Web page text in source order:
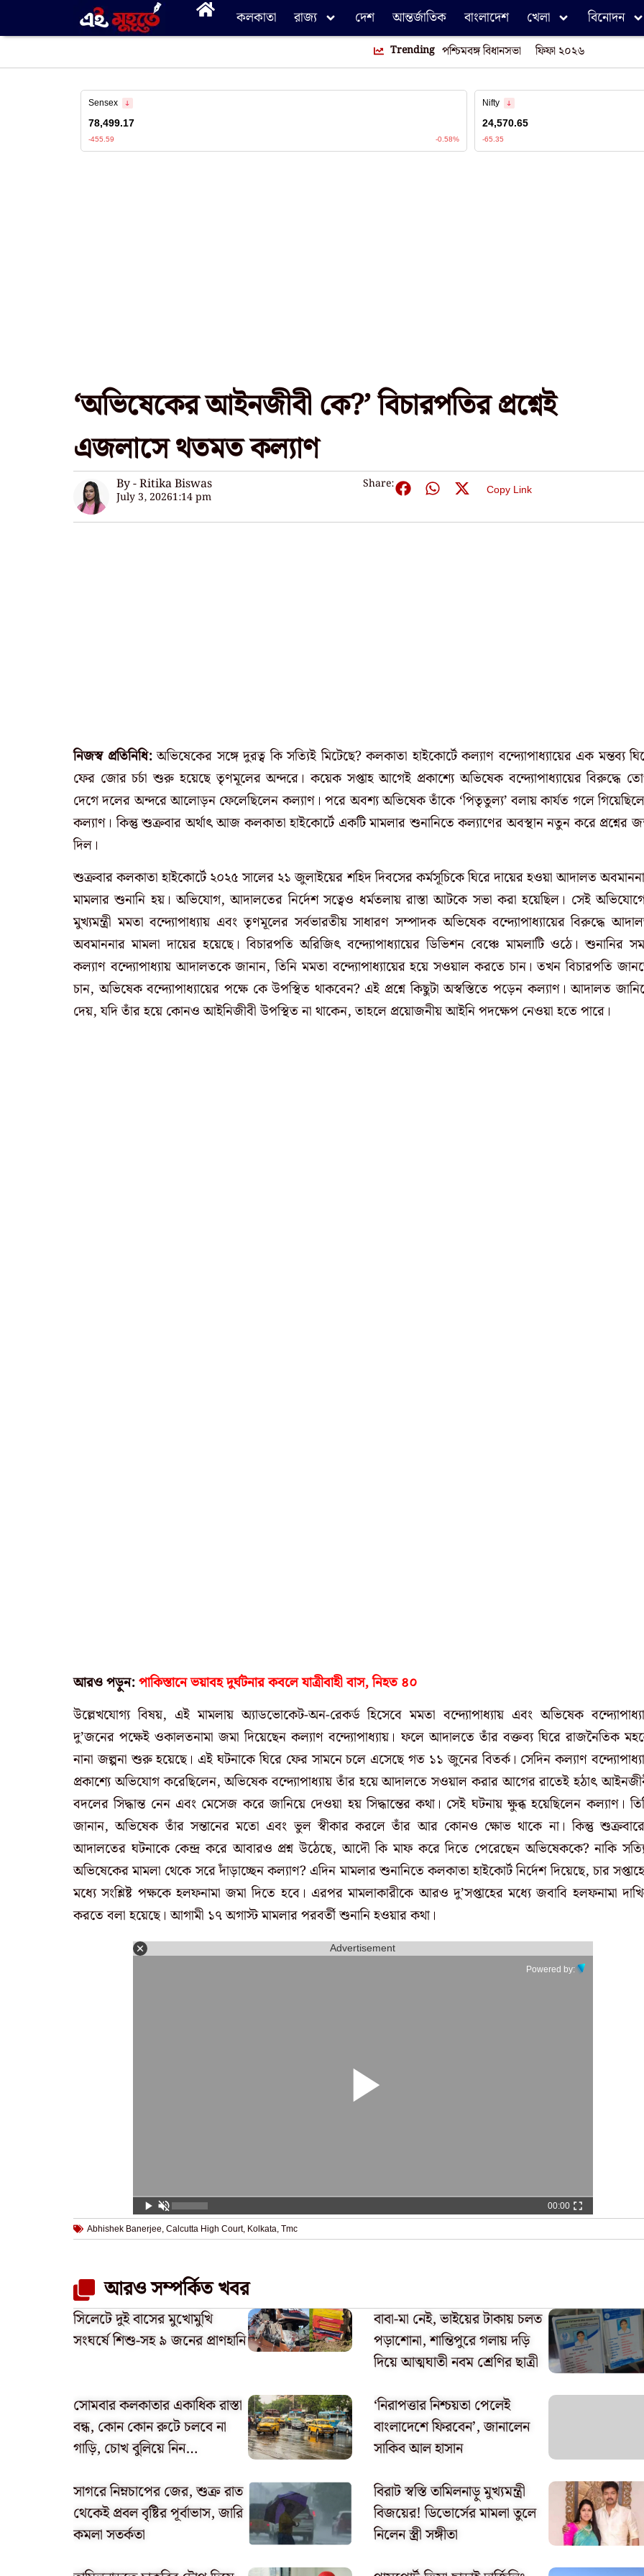
কলকাতা রাজ্য দেশ আন্তর্জাতিক বাংলাদেশ খেলা বিনোদন
Trending পশ্চিমবঙ্গ বিধানসভা ফিফা ২০২৬
‘অভিষেকের আইনজীবী কে?’ বিচারপতির প্রশ্নেই
এজলাসে থতমত কল্যাণ
By - Ritika Biswas
July 3, 20261:14 pm
Share: Copy Link
নিজস্ব প্রতিনিধি:অভিষেকের সঙ্গে দুরত্ব কি সত্যিই মিটেছে? কলকাতা হাইকোর্টে কল্যাণ বন্দ্যোপাধ্যায়ের এক মন্তব্য
ফের জোর চর্চা শুরু হয়েছে তৃণমূলের অন্দরে। কয়েক সপ্তাহ আগেই প্রকাশ্যে অভিষেক বন্দ্যোপাধ্যায়ের বিরুদ্ধে
দেগে দলের অন্দরে আলোড়ন ফেলেছিলেন কল্যাণ। পরে অবশ্য অভিষেক তাঁকে ‘পিতৃতুল্য’ বলায় কার্যত গলে
কল্যাণ। কিন্তু শুক্রবার অর্থাৎ আজ কলকাতা হাইকোর্টে একটি মামলার শুনানিতে কল্যাণের অবস্থান নতুন করে প্রশ্নের
দিল।
শুক্রবার কলকাতা হাইকোর্টে ২০২৫ সালের ২১ জুলাইয়ের শহিদ দিবসের কর্মসূচিকে ঘিরে দায়ের হওয়া আদালত
মামলার শুনানি হয়। অভিযোগ, আদালতের নির্দেশ সত্বেও ধর্মতলায় রাস্তা আটকে সভা করা হয়েছিল। সেই
মুখ্যমন্ত্রী মমতা বন্দ্যোপাধ্যায় এবং তৃণমূলের সর্বভারতীয় সাধারণ সম্পাদক অভিষেক বন্দ্যোপাধ্যায়ের বিরুদ্ধে
অবমাননার মামলা দায়ের হয়েছে। বিচারপতি অরিজিৎ বন্দ্যোপাধ্যায়ের ডিভিশন বেঞ্চে মামলাটি ওঠে। শুনানির
কল্যাণ বন্দ্যোপাধ্যায় আদালতকে জানান, তিনি মমতা বন্দ্যোপাধ্যায়ের হয়ে সওয়াল করতে চান। তখন বিচারপতি
চান, অভিষেক বন্দ্যোপাধ্যায়ের পক্ষে কে উপস্থিত থাকবেন? এই প্রশ্নে কিছুটা অস্বস্তিতে পড়েন কল্যাণ। আদালত
দেয়, যদি তাঁর হয়ে কোনও আইনিজীবী উপস্থিত না থাকেন, তাহলে প্রয়োজনীয় আইনি পদক্ষেপ নেওয়া হতে পারে।
আরও পড়ুন:পাকিস্তানে ভয়াবহ দুর্ঘটনার কবলে যাত্রীবাহী বাস, নিহত ৪০
উল্লেখযোগ্য বিষয়, এই মামলায় অ্যাডভোকেট-অন-রেকর্ড হিসেবে মমতা বন্দ্যোপাধ্যায় এবং অভিষেক
দু’জনের পক্ষেই ওকালতনামা জমা দিয়েছেন কল্যাণ বন্দ্যোপাধ্যায়। ফলে আদালতে তাঁর বক্তব্য ঘিরে রাজনৈতিক
নানা জল্পনা শুরু হয়েছে। এই ঘটনাকে ঘিরে ফের সামনে চলে এসেছে গত ১১ জুনের বিতর্ক। সেদিন কল্যাণ
প্রকাশ্যে অভিযোগ করেছিলেন, অভিষেক বন্দ্যোপাধ্যায় তাঁর হয়ে আদালতে সওয়াল করার আগের রাতেই হঠাৎ
বদলের সিদ্ধান্ত নেন এবং মেসেজ করে জানিয়ে দেওয়া হয় সিদ্ধান্তের কথা। সেই ঘটনায় ক্ষুব্ধ হয়েছিলেন কল্যাণ।
জানান, অভিষেক তাঁর সন্তানের মতো এবং ভুল স্বীকার করলে তাঁর আর কোনও ক্ষোভ থাকে না। কিন্তু
আদালতের ঘটনাকে কেন্দ্র করে আবারও প্রশ্ন উঠেছে, আদৌ কি মাফ করে দিতে পেরেছেন অভিষেককে? নাকি
অভিষেকের মামলা থেকে সরে দাঁড়াচ্ছেন কল্যাণ? এদিন মামলার শুনানিতে কলকাতা হাইকোর্ট নির্দেশ দিয়েছে, চার
মধ্যে সংশ্লিষ্ট পক্ষকে হলফনামা জমা দিতে হবে। এরপর মামলাকারীকে আরও দু’সপ্তাহের মধ্যে জবাবি হলফনামা
করতে বলা হয়েছে। আগামী ১৭ অগাস্ট মামলার পরবর্তী শুনানি হওয়ার কথা।
Advertisement
Powered by:
00:00
Abhishek Banerjee Calcutta High Court, Kolkata Tmc
আরও সম্পর্কিত খবর
সিলেটে দুই বাসের মুখোমুখি
সংঘর্ষে শিশু-সহ ৯ জনের প্রাণহানি
বাবা-মা নেই, ভাইয়ের টাকায় চলত
পড়াশোনা, শান্তিপুরে গলায় দড়ি
দিয়ে আত্মঘাতী নবম শ্রেণির ছাত্রী
সোমবার কলকাতার একাধিক রাস্তা
বন্ধ, কোন কোন রুটে চলবে না
গাড়ি, চোখ বুলিয়ে নিন…
‘নিরাপত্তার নিশ্চয়তা পেলেই
বাংলাদেশে ফিরবেন’, জানালেন
সাকিব আল হাসান
সাগরে নিম্নচাপের জের, শুক্র রাত
থেকেই প্রবল বৃষ্টির পূর্বাভাস, জারি
কমলা সতর্কতা
বিরাট স্বস্তি তামিলনাড়ু মুখ্যমন্ত্রী
বিজয়ের! ডিভোর্সের মামলা তুলে
নিলেন স্ত্রী সঙ্গীতা